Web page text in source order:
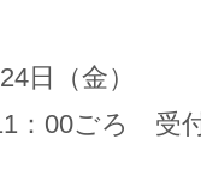
日（金）
：00ごろ 受